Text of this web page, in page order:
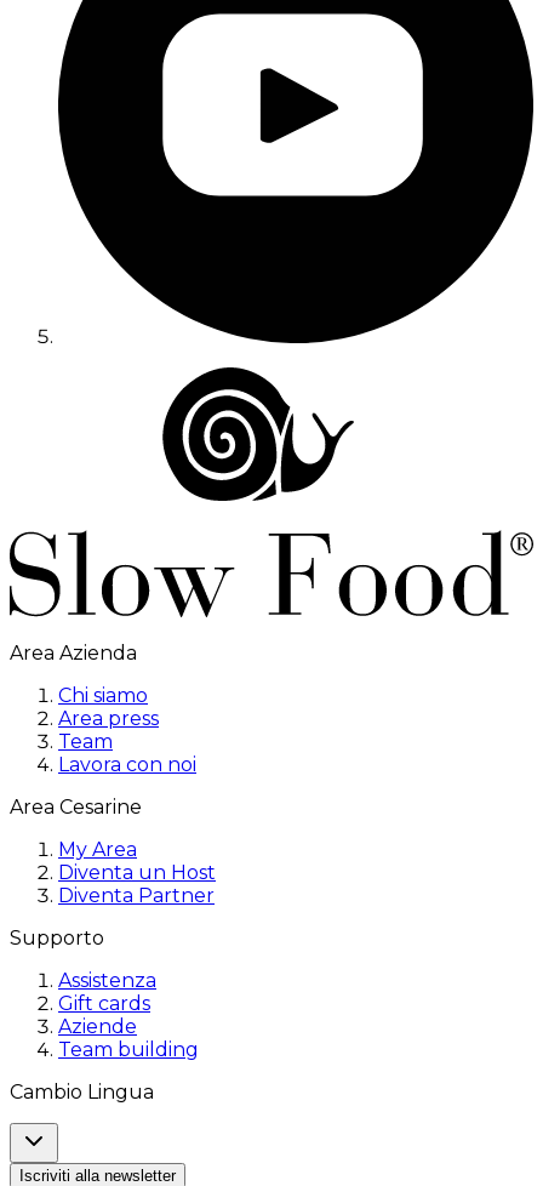
Area Azienda
Chi siamo
Area press
Team
Lavora con noi
Area Cesarine
My Area
Diventa un Host
Diventa Partner
Supporto
Assistenza
Gift cards
Aziende
Team building
Cambio Lingua
Iscriviti alla newsletter